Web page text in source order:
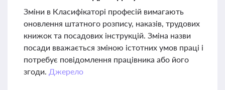
Зміни в Класифікаторі професій вимагають
оновлення штатного розпису, наказів, трудових
книжок та посадових інструкцій. Зміна назви
посади вважається зміною істотних умов праці і
потребує повідомлення працівника або його
згоди. Джерело